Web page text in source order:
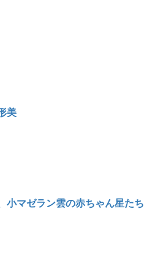
美
小マゼラン雲の赤ちゃん星たち